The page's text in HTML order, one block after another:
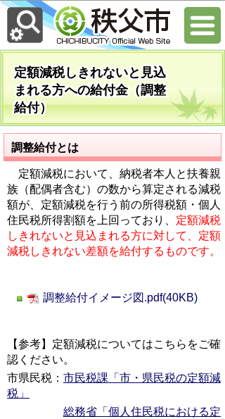
定額減税しきれないと見込
まれる方への給付金（調整
給付）
調整給付とは
定額減税において、納税者本人と扶養親
族（配偶者含む）の数から算定される減税
額が、定額減税を行う前の所得税額・個人
住民税所得割額を上回っており、 定額減税
しきれないと見込まれる方に対して、定額
減税しきれない差額を給付するものです。
調整給付イメージ図.pdf(40KB)
【参考】定額減税についてはこちらをご確
認ください。
市県民税： 市民税課「市・県民税の定額減
税」
総務省「個人住民税における定